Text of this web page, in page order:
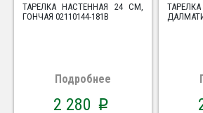
ТАРЕЛКА НАСТЕННАЯ 24 СМ,
ГОНЧАЯ 02110144-181B
Подробнее
2 280 p